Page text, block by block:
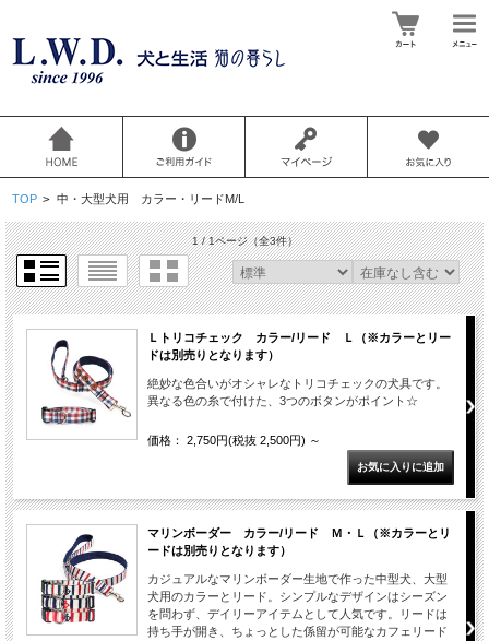
TOP > 中・大型犬用 カラー・リードM/L
1 / 1ページ（全3件）
Ｌトリコチェック カラー/リード Ｌ（※カラーとリー
ドは別売りとなります）
絶妙な色合いがオシャレなトリコチェックの犬具です。
異なる色の糸で付けた、3つのボタンがポイント☆
価格： 2,750円(税抜 2,500円) ～
マリンボーダー カラー/リード Ｍ・Ｌ（※カラーとリ
ードは別売りとなります）
カジュアルなマリンボーダー生地で作った中型犬、大型
犬用のカラーとリード。シンプルなデザインはシーズン
を問わず、デイリーアイテムとして人気です。リードは
持ち手が開き、ちょっとした係留が可能なカフェリード